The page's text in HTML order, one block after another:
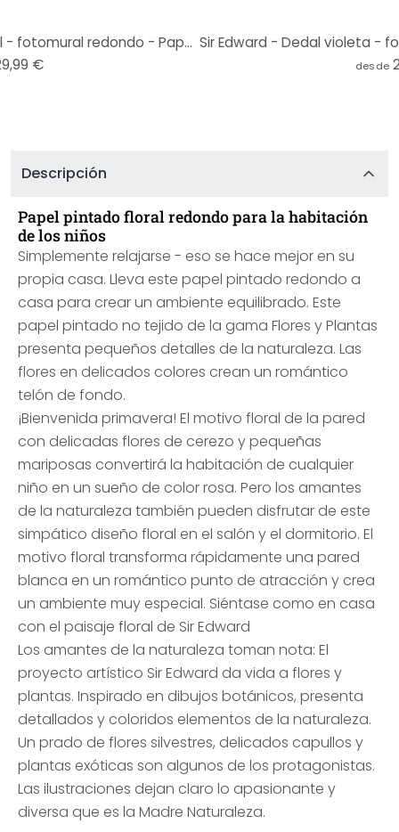
Sir Edward - Prado salvaje azul - fotomural redondo - Papel pintado autoadhesivo/no tejido
€
desde
Descripción
Papel pintado floral redondo para la habitación
de los niños
Simplemente relajarse - eso se hace mejor en su
propia casa. Lleva este papel pintado redondo a
casa para crear un ambiente equilibrado. Este
papel pintado no tejido de la gama Flores y Plantas
presenta pequeños detalles de la naturaleza. Las
flores en delicados colores crean un romántico
telón de fondo.
¡Bienvenida primavera! El motivo floral de la pared
con delicadas flores de cerezo y pequeñas
mariposas convertirá la habitación de cualquier
niño en un sueño de color rosa. Pero los amantes
de la naturaleza también pueden disfrutar de este
simpático diseño floral en el salón y el dormitorio. El
motivo floral transforma rápidamente una pared
blanca en un romántico punto de atracción y crea
un ambiente muy especial. Siéntase como en casa
con el paisaje floral de Sir Edward
Los amantes de la naturaleza toman nota: El
proyecto artístico Sir Edward da vida a flores y
plantas. Inspirado en dibujos botánicos, presenta
detallados y coloridos elementos de la naturaleza.
Un prado de flores silvestres, delicados capullos y
plantas exóticas son algunos de los protagonistas.
Las ilustraciones dejan claro lo apasionante y
diversa que es la Madre Naturaleza.